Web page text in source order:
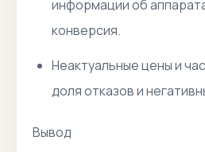
информации об
конверсия.
Неактуальные цены и
доля отказов и
Вывод